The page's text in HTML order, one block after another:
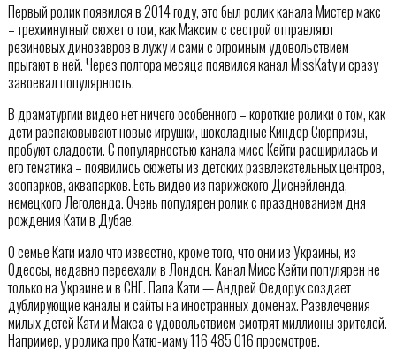
Первый ролик появился в 2014 году, это был ролик канала Мистер макс
– трехминутный сюжет о том, как Максим с сестрой отправляют
резиновых динозавров в лужу и сами с огромным удовольствием
прыгают в ней. Через полтора месяца появился канал MissKaty и сразу
завоевал популярность.
В драматургии видео нет ничего особенного – короткие ролики о том, как
дети распаковывают новые игрушки, шоколадные Киндер Сюрпризы,
пробуют сладости. С популярностью канала мисс Кейти расширилась и
его тематика – появились сюжеты из детских развлекательных центров,
зоопарков, аквапарков. Есть видео из парижского Диснейленда,
немецкого Леголенда. Очень популярен ролик с празднованием дня
рождения Кати в Дубае.
О семье Кати мало что известно, кроме того, что они из Украины, из
Одессы, недавно переехали в Лондон. Канал Мисс Кейти популярен не
только на Украине и в СНГ. Папа Кати — Андрей Федорук создает
дублирующие каналы и сайты на иностранных доменах. Развлечения
милых детей Кати и Макса с удовольствием смотрят миллионы зрителей.
Например, у ролика про Катю-маму 116 485 016 просмотров.